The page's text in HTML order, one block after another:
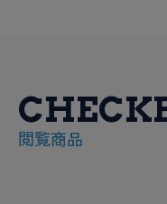
閲覧商品